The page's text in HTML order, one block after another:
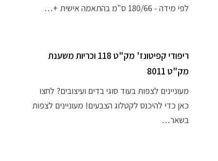
לפי מידה - 180/66 ס"מ בהתאמה אישית +…
ריפודי קפיטונז' מק"ט 118 וכריות משענת
מק"ט 8011
מעוניינים לצפות בעוד סוגי בדים ועיצובים? לחצו
כאן כדי להיכנס לקטלוג הצבעים! מעוניינים לצפות
בשאר…